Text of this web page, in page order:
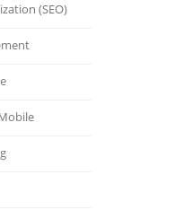
(SEO)